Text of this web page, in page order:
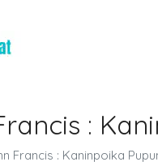
:
Francis : Kaninpoika